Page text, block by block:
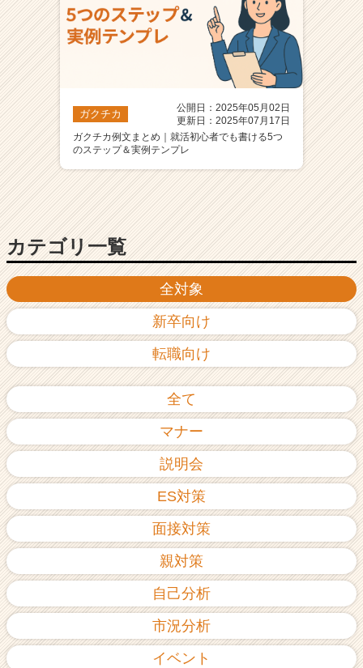
全対象
新卒向け
転職向け
全て
マナー
説明会
ES対策
面接対策
親対策
自己分析
市況分析
イベント
ガクチカ
公開日：2025年05月02日
更新日：2025年07月17日
ガクチカ例文まとめ｜就活初心者でも書ける5つ
のステップ＆実例テンプレ
カテゴリ一覧